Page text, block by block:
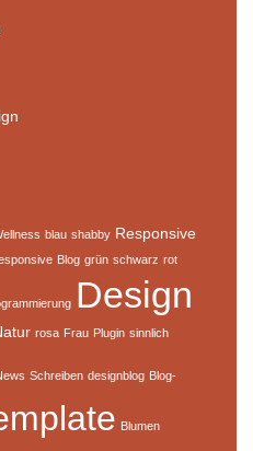
blau shabby Responsive
Blog grün schwarz rot
Design
rosa Frau Plugin sinnlich
Schreiben designblog Blog-
Blumen